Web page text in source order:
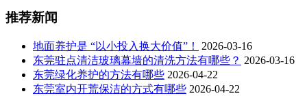
推荐新闻
地面养护是 “以小投入换大价值”！
2026-03-16
东莞驻点清洁玻璃幕墙的清洗方法有哪些？ 2026-03-16
东莞绿化养护的方法有哪些 2026-04-22
东莞室内开荒保洁的方式有哪些 2026-04-22